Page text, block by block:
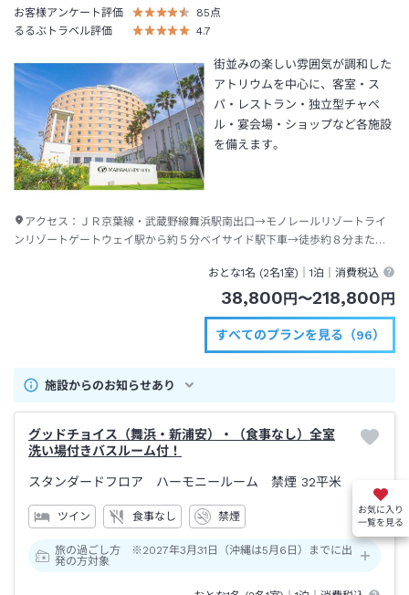
お客様アンケート評価
85点
るるぶトラベル評価
4.7
街並みの楽しい雰囲気が調和した
アトリウムを中心に、客室・ス
パ・レストラン・独立型チャペ
ル・宴会場・ショップなど各施設
を備えます。
アクセス： ＪＲ京葉線・武蔵野線舞浜駅南出口→モノレールリゾートライ
ンリゾートゲートウェイ駅から約５分ベイサイド駅下車→徒歩約８分または
おとな1名 (2名1室)｜1泊 ｜消費税込
38,800円〜218,800円
すべてのプランを見る（96）
施設からのお知らせあり
グッドチョイス（舞浜・新浦安）・（食事なし）全室
洗い場付きバスルーム付！
スタンダードフロア ハーモニールーム 禁煙 32平米
ツイン 食事なし 禁煙
旅の過ごし方 ※2027年3月31日（沖縄は5月6日）までに出
発の方対象
お気に入り
一覧を見る